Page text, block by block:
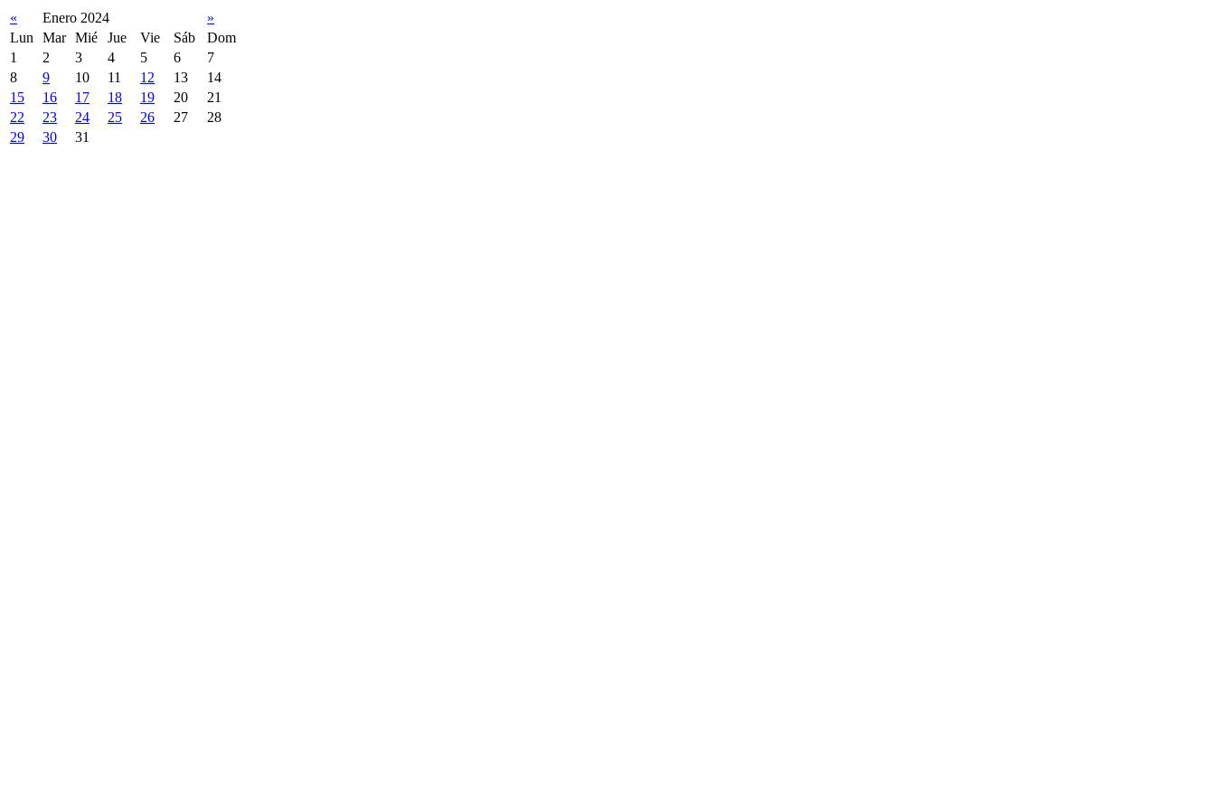
« Enero 2024
»
Lun
Mar Mié Jue Vie Sáb
Dom
1
2 3 4 5 6
7
8
9 10 11 12 13
14
15
16 17 18 19 20
21
22
23 24 25 26 27
28
29
30 31